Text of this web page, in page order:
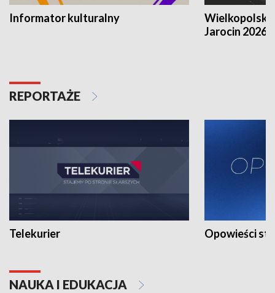
Informator kulturalny
Jarocin 2026
REPORTAŻE
Telekurier Opowieści
NAUKA I EDUKACJA